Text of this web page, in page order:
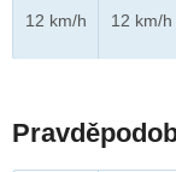
12 km/h
12 km/h